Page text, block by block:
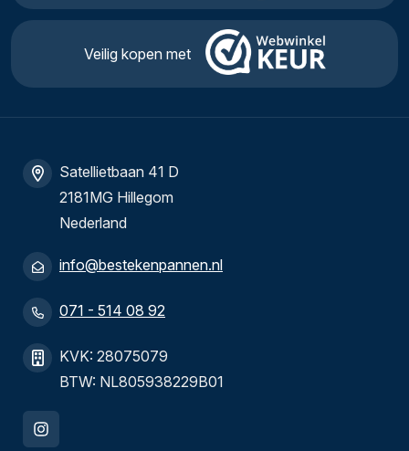
Veilig kopen met
Satellietbaan 41 D
2181MG Hillegom
Nederland
info@bestekenpannen.nl
071 - 514 08 92
KVK: 28075079
BTW: NL805938229B01